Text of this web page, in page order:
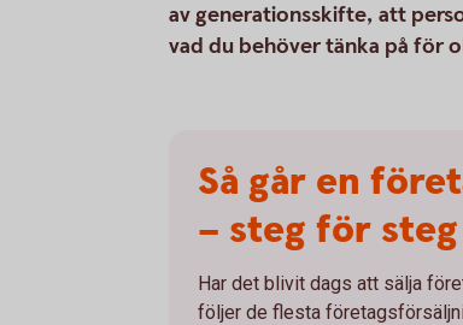
av generationsskifte, att
vad du behöver tänka på för
Så går en
– steg för steg
Har det blivit dags att sälja
följer de flesta